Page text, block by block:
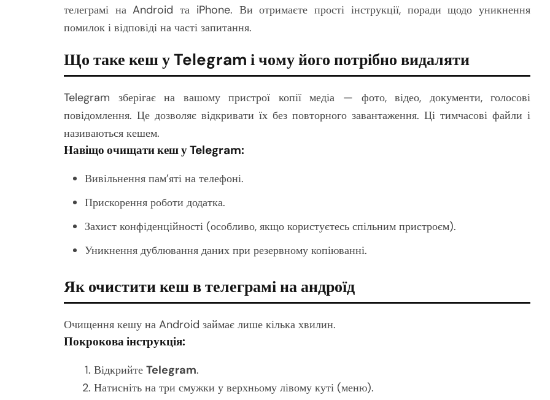
телеграмі на Android та iPhone. Ви отримаєте прості інструкції, поради щодо уникнення
помилок і відповіді на часті запитання.
Що таке кеш у Telegram і чому його потрібно видаляти
Telegram зберігає на вашому пристрої копії медіа — фото, відео, документи, голосові
повідомлення. Це дозволяє відкривати їх без повторного завантаження. Ці тимчасові файли і
називаються кешем.
Навіщо очищати кеш у Telegram:
Вивільнення пам’яті на телефоні.
Прискорення роботи додатка.
Захист конфіденційності (особливо, якщо користуєтесь спільним пристроєм).
Уникнення дублювання даних при резервному копіюванні.
Як очистити кеш в телеграмі на андроїд
Очищення кешу на Android займає лише кілька хвилин.
Покрокова інструкція:
Відкрийте Telegram.
Натисніть на три смужки у верхньому лівому куті (меню).